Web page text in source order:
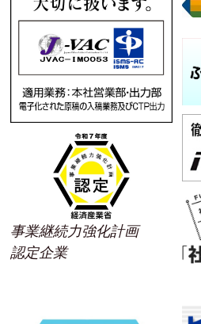
事業継続力強化計画
認定企業